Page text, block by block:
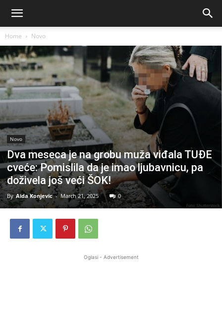
Home Novo
Novo
Dva meseca je na grobu muža viđala TUĐE
cveće: Pomislila da je imao ljubavnicu, pa
doživela još veći ŠOK!
By Aida Konjevic - March 21, 2025 0
Oglasi - Advertisement